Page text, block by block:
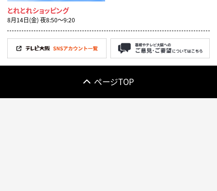
とれとれショッピング
8月14日(金) 夜8:50〜9:20
ページTOP